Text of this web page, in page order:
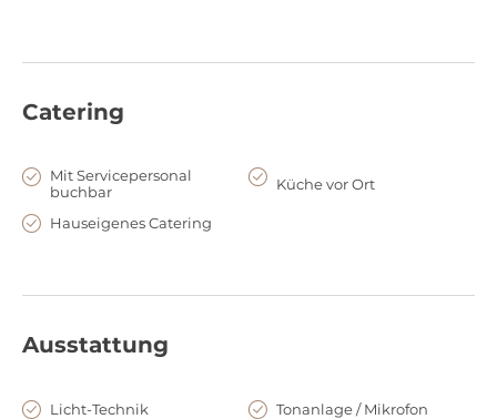
neuester Konferenztechnik ausgestattet sind. Weitere Räume
erreichen.
Im Richard Wolffenstein Saal finden bei festlichen
Abendveranstaltungen bis zu 530 Personen in
Galabestuhlung Platz. Weitere 320 Personen haben, ebenfalls
WECC zu einer beeindruckenden Eventlocation, die
ist die direkte Lage am Wasser, die auch eine Anreise per
Catering
Mit Servicepersonal
buchbar
Küche vor Ort
Hauseigenes Catering
Ausstattung
Licht-Technik
Tonanlage / Mikrofon